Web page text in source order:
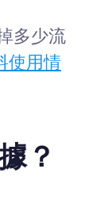
多少流
使用情
？